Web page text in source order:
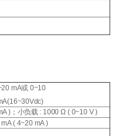
mA或 0~10
)；小负载 : 1000 Ω ( 0~10 V )
( 4~20 mA )